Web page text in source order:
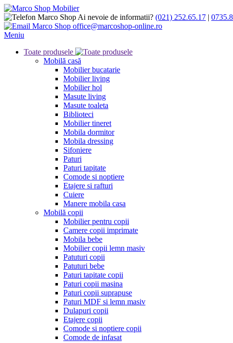
Ai nevoie de informatii? (021) 252.65.17 |
office@marcoshop-online.ro
Meniu
Toate produsele
Mobilă casă
Mobilier bucatarie
Mobilier living
Mobilier hol
Masute living
Masute toaleta
Biblioteci
Mobilier tineret
Mobila dormitor
Mobila dressing
Sifoniere
Paturi
Paturi tapitate
Comode si noptiere
Etajere si rafturi
Cuiere
Manere mobila casa
Mobilă copii
Mobilier pentru copii
Camere copii imprimate
Mobila bebe
Mobilier copii lemn masiv
Patuturi copii
Patuturi bebe
Paturi tapitate copii
Paturi copii masina
Paturi copii suprapuse
Paturi MDF si lemn masiv
Dulapuri copii
Etajere copii
Comode si noptiere copii
Comode de infasat